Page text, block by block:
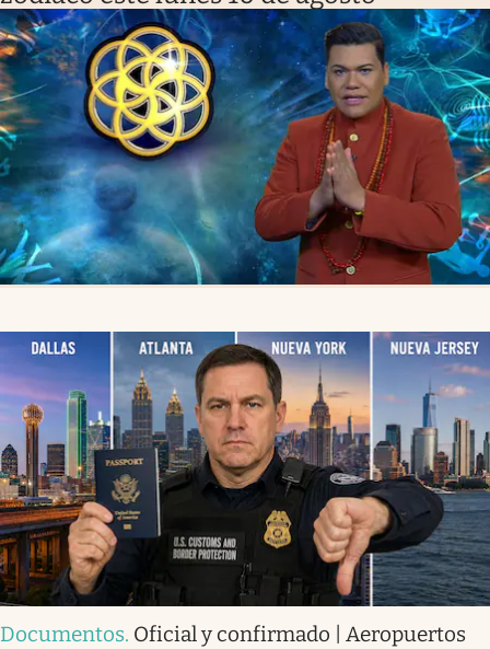
Documentos. Oficial y confirmado | Aeropuertos